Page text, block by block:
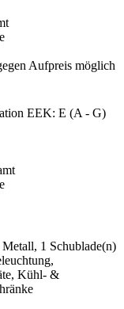
Aufpreis möglich
EEK: E (A - G)
1 Schublade(n)
Kühl- &